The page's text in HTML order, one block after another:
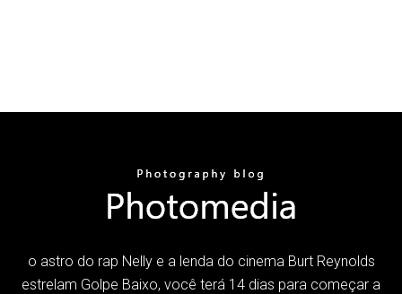
o astro do rap Nelly e a lenda do cinema Burt Reynolds
estrelam Golpe Baixo, você terá 14 dias para começar a